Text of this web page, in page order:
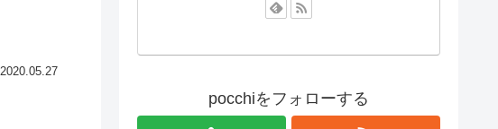
2020.05.27
pocchiをフォローする